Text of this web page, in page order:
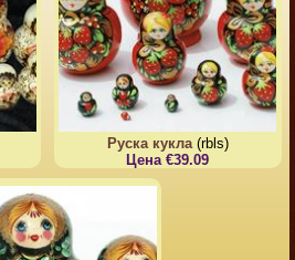
Руска кукла(rbls)
Цена €39.09